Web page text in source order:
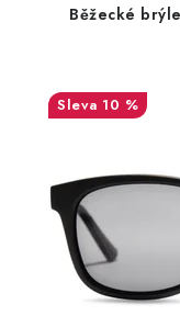
Běžecké
10 %